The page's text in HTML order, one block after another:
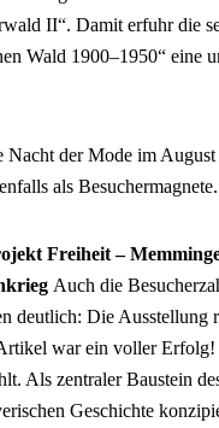
II“. Damit erfuhr die
Wald 1900–1950“ eine
der Mode im August
als Besuchermagnete.
Freiheit –
Auch die
deutlich: Die Ausstellung
war ein voller Erfolg!
Als zentraler Baustein
Geschichte